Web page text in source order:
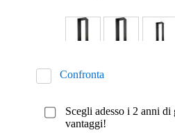
Confronta
Scegli adesso i 2 anni
vantaggi!